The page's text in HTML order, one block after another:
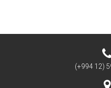
(+994 12)